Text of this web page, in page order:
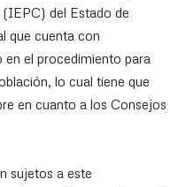
del Estado de
que cuenta con
el procedimiento para
lo cual tiene que
en cuanto a los Consejos
sujetos a este